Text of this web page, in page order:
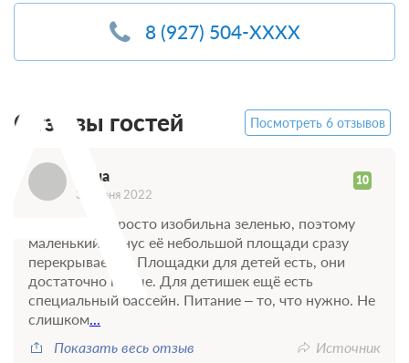
8 (927) 504-XXXX
Отзывы гостей Посмотреть 6 отзывов
Анна 10
30 июня 2022
Территория просто изобильна зеленью, поэтому
маленький минус её небольшой площади сразу
перекрывается. Площадки для детей есть, они
достаточно новые. Для детишек ещё есть
специальный бассейн. Питание – то, что нужно. Не
слишком...
Показать весь отзыв
Источник